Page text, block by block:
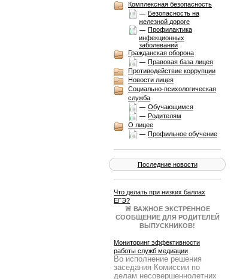
Комплексная безопасноcть
Безопасность на
железной дороге
Профилактика
инфекционных
заболеваний
Гражданская оборона
Правовая база лицея
Противодействие коррупции
Новости лицея
Социально-психологическая
служба
Обучающимся
Родителям
О лицее
Профильное обучение
Последние новости
Что делать при низких баллах
ЕГЭ?
🚨 ВАЖНОЕ ЭКСТРЕННОЕ
СООБЩЕНИЕ ДЛЯ РОДИТЕЛЕЙ
ВЫПУСКНИКОВ!
не всегда совпадают с
ожиданиями. Паника — плохой
советчик. Нужен четкий план Б!
Образовательный портал
Учеба.ру 25 июня в 19:00 МСК
Мониторинг эффективности
работы служб медиации
Во исполнение решения
заседания Комиссии по
делам несовершеннолетних